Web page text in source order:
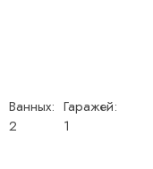
Ванных:
2
Гаражей:
1